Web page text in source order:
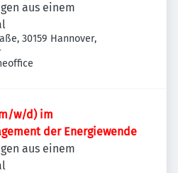
/ Infrastruktur
aus einem
30159 Hannover,
w/d) im
der Energiewende
aus einem